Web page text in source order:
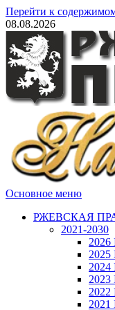
Перейти к
08.08.2026
Основное меню
РЖЕВСКАЯ
2021-2030